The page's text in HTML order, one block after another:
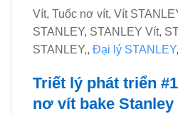
Vít, Tuốc nơ vít, Vít
STANLEY, STANLEY Vít,
STANLEY,, Đại lý STANLEY,
Triết lý phát triển
nơ vít bake Stanley